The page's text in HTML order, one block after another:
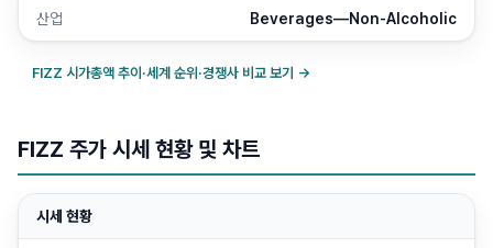
산업 Beverages—Non-Alcoholic
FIZZ 시가총액 추이·세계 순위·경쟁사 비교 보기 →
FIZZ 주가 시세 현황 및 차트
시세 현황